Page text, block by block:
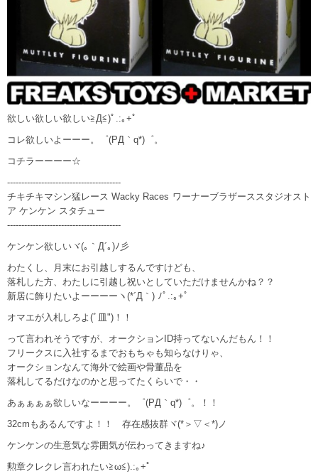
欲しい欲しい欲しい≧Д≦)ﾟ.:｡+ﾟ
コレ欲しいよーーー。゜(PД｀q*)゜。
コチラーーーー☆
----------------------------------------
チキチキマシン猛レース Wacky Races ワーナーブラザーススタジオスト
ア ケンケン スタチュー
----------------------------------------
ケンケン欲しいヾ(｡｀Д´｡)ﾉ彡
わたくし、月末にお引越しするんですけども、
落札した方、わたしに引越し祝いとしていただけませんかね？？
新居に飾りたいよーーーーヽ(*´Д｀) ﾉﾟ.:｡+ﾟ
オマエが入札しろよ(ﾞ皿")！！
って言われそうですが、オークションID持ってないんだもん！！
フリークスに入社するまでおもちゃも知らなけりゃ、
オークションなんて海外で絵画や骨董品を
落札してるだけなのかと思ってたくらいで・・
あぁぁぁぁ欲しいなーーーー。゜(PД｀q*)゜。！！
32cmもあるんですよ！！ 存在感抜群ヾ(*＞▽＜*)ノ
ケンケンの生意気な雰囲気が伝わってきますね♪
勲章クレクレ言われたい≧ω≦).:｡+ﾟ